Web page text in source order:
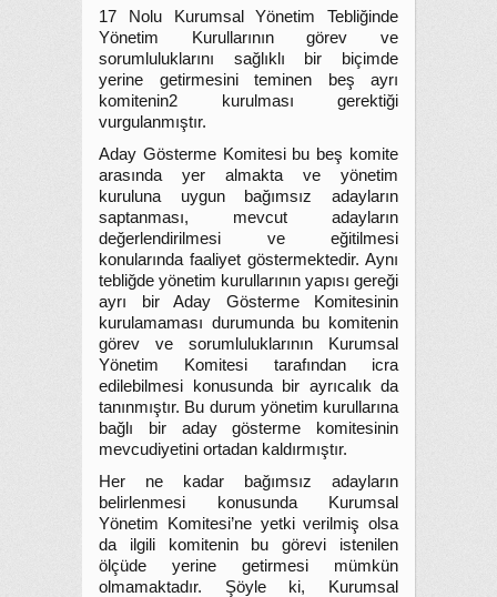
17 Nolu Kurumsal Yönetim Tebliğinde
Yönetim Kurullarının görev ve
sorumluluklarını sağlıklı bir biçimde
yerine getirmesini teminen beş ayrı
komitenin2 kurulması gerektiği
vurgulanmıştır.
Aday Gösterme Komitesi bu beş komite
arasında yer almakta ve yönetim
kuruluna uygun bağımsız adayların
saptanması, mevcut adayların
değerlendirilmesi ve eğitilmesi
konularında faaliyet göstermektedir. Aynı
tebliğde yönetim kurullarının yapısı gereği
ayrı bir Aday Gösterme Komitesinin
kurulamaması durumunda bu komitenin
görev ve sorumluluklarının Kurumsal
Yönetim Komitesi tarafından icra
edilebilmesi konusunda bir ayrıcalık da
tanınmıştır. Bu durum yönetim kurullarına
bağlı bir aday gösterme komitesinin
mevcudiyetini ortadan kaldırmıştır.
Her ne kadar bağımsız adayların
belirlenmesi konusunda Kurumsal
Yönetim Komitesi’ne yetki verilmiş olsa
da ilgili komitenin bu görevi istenilen
ölçüde yerine getirmesi mümkün
olmamaktadır. Şöyle ki, Kurumsal